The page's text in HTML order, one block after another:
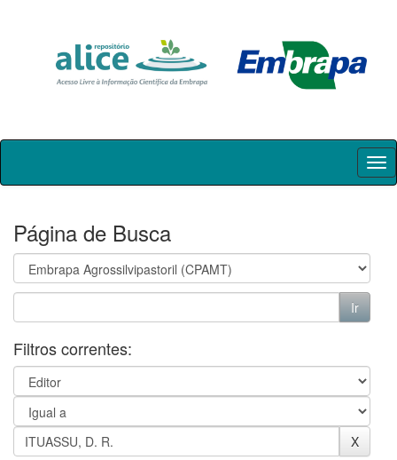
Skip
Página de Busca
Filtros correntes: